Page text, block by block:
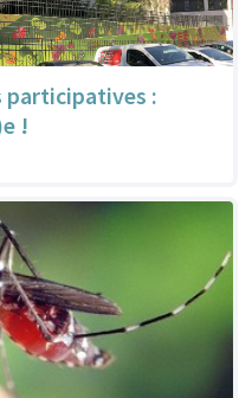
participatives :
!